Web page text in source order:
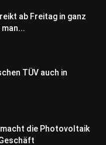
ab Freitag in ganz
TÜV auch in
macht die Photovoltaik